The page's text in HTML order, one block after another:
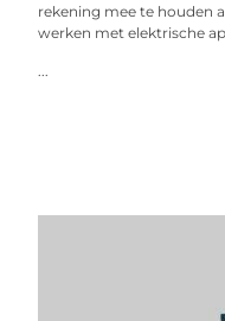
rekening mee te houden
werken met elektrische
...